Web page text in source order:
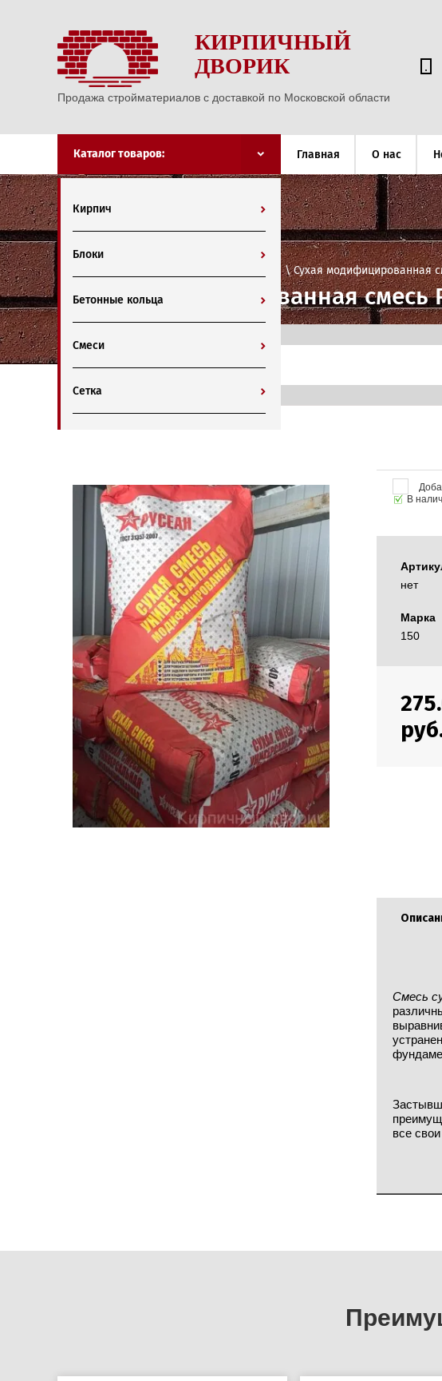
КИРПИЧНЫЙ
ДВОРИК
Продажа стройматериалов с доставкой по Московской области
Главная О нас
Каталог товаров:
Кирпич
Блоки
Бетонные кольца
Смеси
Сетка
Строительные смеси кладочные \ Сухая модифицированная
Сухая модифицированная смесь
В
нет
Марка
150
Смесь
все